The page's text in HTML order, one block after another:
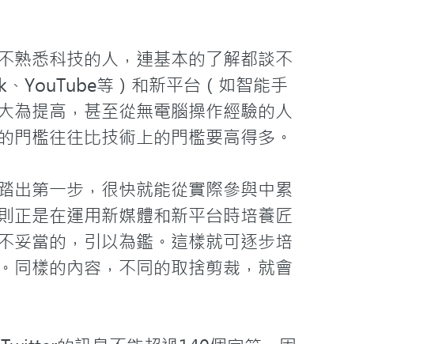
熟悉科技的人，連基本的了解都談不
YouTube等）和新平台（如智能手
為提高，甚至從無電腦操作經驗的人
檻往往比技術上的門檻要高得多。
出第一步，很快就能從實際參與中累
正是在運用新媒體和新平台時培養匠
妥當的，引以為鑑。這樣就可逐步培
同樣的內容，不同的取捨剪裁，就會